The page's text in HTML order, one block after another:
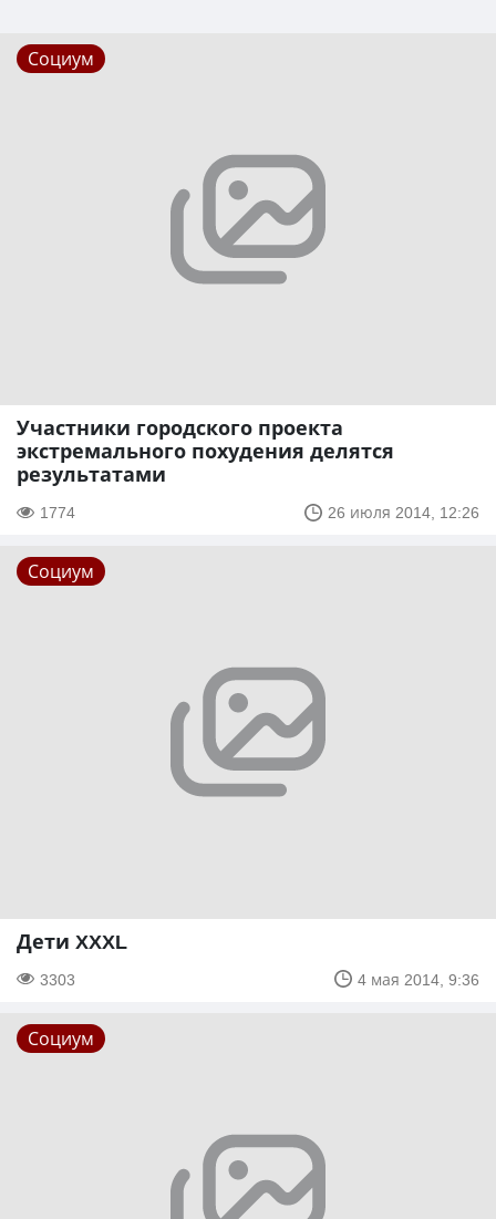
Социум
Участники городского проекта
экстремального похудения делятся
результатами
1774 26 июля 2014, 12:26
Социум
Дети XXXL
3303 4 мая 2014, 9:36
Социум